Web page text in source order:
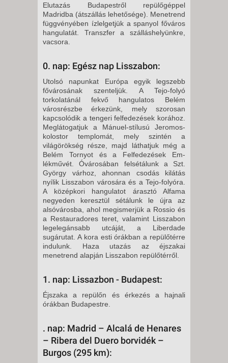
Elutazás Budapestről repülőgéppel
Madridba (átszállás lehetősége). Menetrend
függvényében ízlelgetjük a spanyol főváros
hangulatát. Transzfer a szálláshelyünkre,
vacsora.
0. nap: Egész nap Lisszabon:
Utolsó napunkat Európa egyik legszebb
fővárosának szenteljük. A Tejo-folyó
torkolatánál fek­vő hangulatos Belém
városrészbe érkezünk, mely szorosan
kapcsoló­dik a tengeri felfedezések korához.
Meglátogatjuk a Má­nuel-stílusú Jeromos-
kolostor temp­lomát, mely szintén a
világörökség része, majd láthatjuk még a
Belém Tornyot és a Felfedezések Em­
lékművét. Óvárosában felsétálunk a Szt.
György várhoz, ahonnan csodás kilátás
nyílik Lissza­bon városára és a Tejo-folyóra.
A középkori hangulatot árasztó Alfama
negyeden keresztül sétálunk le újra az
alsóvárosba, ahol megismerjük a Rossio és
a Restauradores teret, va­lamint Lisszabon
legelegánsabb ut­cáját, a Liberdade
sugárutat. A kora esti órákban a repülőtérre
indulunk. Haza utazás az éjszakai
menetrend alapján Lisszabon repülőtérről.
1. nap: Lissazbon - Budapest:
Éjszaka a repülőn és érkezés a hajnali
órákban Budapestre.
. nap: Madrid – Alcalá de Henares
– Ribera del Duero borvidék –
Burgos (295 km):